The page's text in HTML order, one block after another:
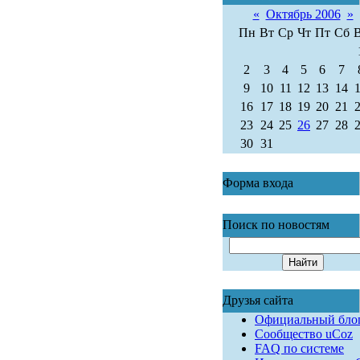
« Октябрь 2006 »
Пн Вт Ср Чт Пт Сб
2
3 4 5 6 7
9
10 11 12 13 14
16 17 18 19 20 21
23 24 25 26 27 28
30 31
Форма входа
Поиск по новостям
Друзья сайта
Официальный
Сообщество uCoz
FAQ по системе